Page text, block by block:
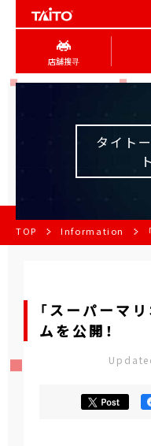
店舖搜寻
タイト
TOP Information
「スーパーマ
ムを公開！